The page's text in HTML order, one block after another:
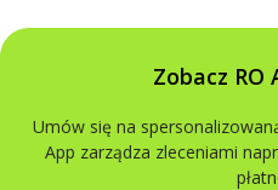
Zobacz RO
Umów się na
App zarządza zleceniami